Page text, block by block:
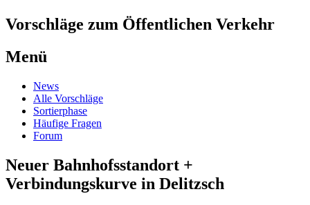
Vorschläge zum Öffentlichen Verkehr
Menü
Zum
Inhalt
springen
News
Alle Vorschläge
Sortierphase
Häufige Fragen
Forum
Neuer Bahnhofsstandort +
Verbindungskurve in Delitzsch